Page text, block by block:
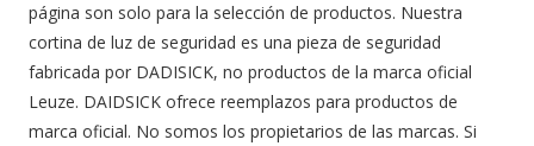
página son solo para la selección de productos. Nuestra
cortina de luz de seguridad es una pieza de seguridad
fabricada por DADISICK, no productos de la marca oficial
Leuze. DAIDSICK ofrece reemplazos para productos de
marca oficial. No somos los propietarios de las marcas. Si